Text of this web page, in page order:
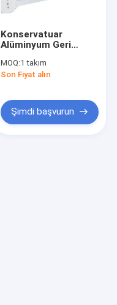
Konservatuar
Alüminyum Geri
Bahçe Pergola
MOQ:1 takım
Son Fiyat alın
Şimdi başvurun